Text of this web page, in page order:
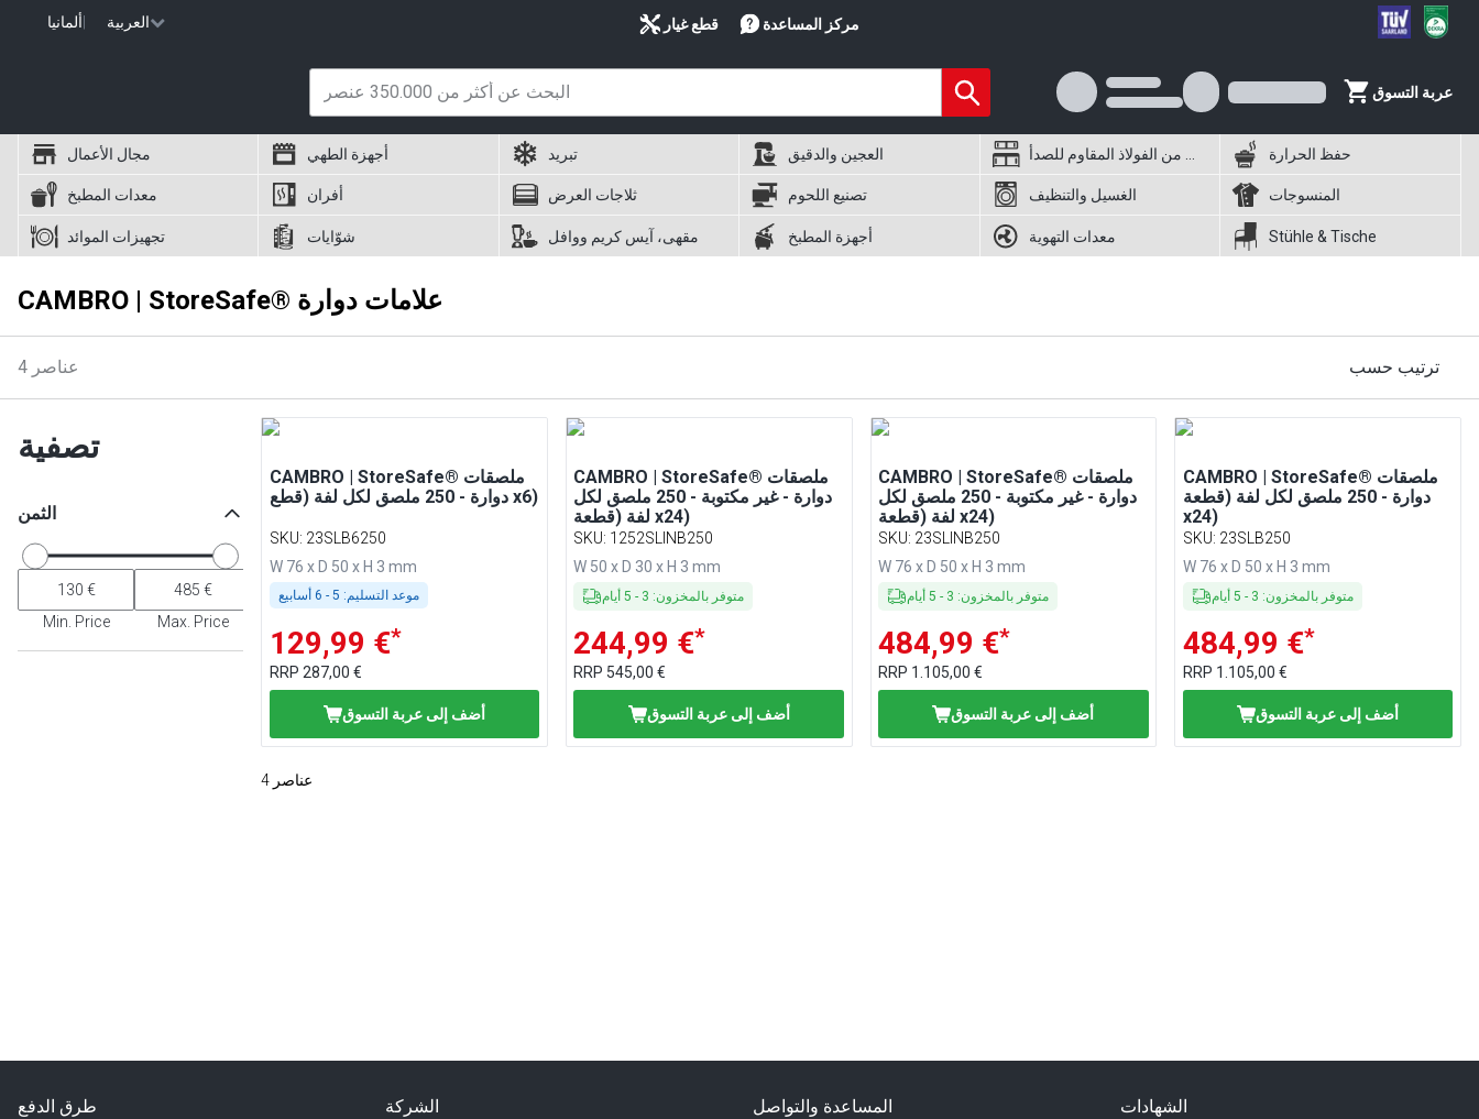
ألمانيا العربية قطع غيار مركز المساعدة
عربة التسوق
مجال الأعمال أجهزة الطهي تبريد العجين والدقيق حفظ الحرارة
معدات المطبخ أفران ثلاجات العرض تصنيع اللحوم الغسيل والتنظيف المنسوجات
تجهيزات الموائد شوّايات مقهى، آيس كريم ووافل أجهزة المطبخ معدات التهوية Stühle & Tische
CAMBRO | StoreSafe® علامات دوارة
4 عناصر ترتيب حسب
تصفية
الثمن
Min. Price Max. Price
CAMBRO | StoreSafe® ملصقات
دوارة - 250 ملصق لكل لفة (قطع x6)
SKU: 23SLB6250
W 76 x D 50 x H 3 mm
موعد التسليم:
129,99 €*
RRP 287,00 €
أضف إلى عربة التسوق
CAMBRO | StoreSafe® ملصقات
دوارة - غير مكتوبة - 250 ملصق لكل
لفة (قطعة x24)
SKU: 1252SLINB250
W 50 x D 30 x H 3 mm
متوفر بالمخزون:
3
-
5 أيام
244,99 €*
RRP 545,00 €
أضف إلى عربة التسوق
CAMBRO | StoreSafe® ملصقات
دوارة - غير مكتوبة - 250 ملصق لكل
لفة (قطعة x24)
SKU: 23SLINB250
W 76 x D 50 x H 3 mm
متوفر بالمخزون:
3
-
5 أيام
484,99 €*
RRP 1.105,00 €
أضف إلى عربة التسوق
CAMBRO | StoreSafe® ملصقات
دوارة - 250 ملصق لكل لفة (قطعة
x24)
SKU: 23SLB250
W 76 x D 50 x H 3 mm
متوفر بالمخزون:
3
-
5 أيام
484,99 €*
RRP 1.105,00 €
أضف إلى عربة التسوق
4 عناصر
طرق الدفع الشركة المساعدة والتواصل الشهادات